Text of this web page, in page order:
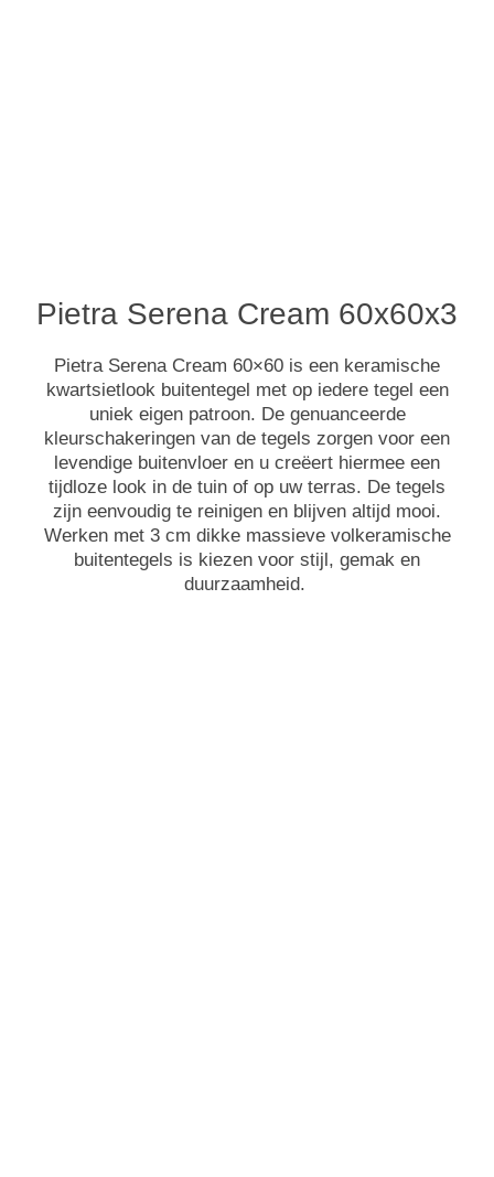
Pietra Serena Cream 60x60x3
Pietra Serena Cream 60×60 is een keramische
kwartsietlook buitentegel met op iedere tegel een
uniek eigen patroon. De genuanceerde
kleurschakeringen van de tegels zorgen voor een
levendige buitenvloer en u creëert hiermee een
tijdloze look in de tuin of op uw terras. De tegels
zijn eenvoudig te reinigen en blijven altijd mooi.
Werken met 3 cm dikke massieve volkeramische
buitentegels is kiezen voor stijl, gemak en
duurzaamheid.